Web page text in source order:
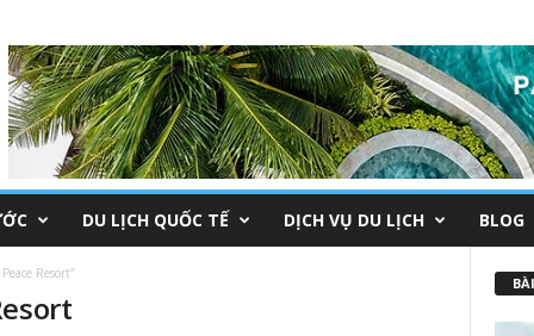
DU LỊCH QUỐC TẾ DỊCH VỤ DU LỊCH BLOG
Resort”